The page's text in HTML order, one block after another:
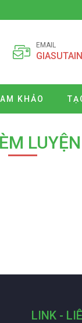
EMAIL
KHẢO
LINK -